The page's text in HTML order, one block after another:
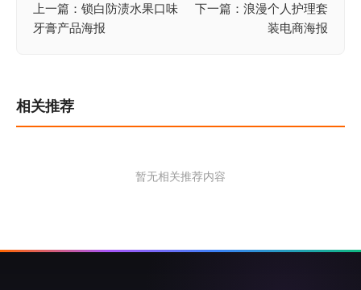
文
章
上一篇：锁白防渍水果口味
牙膏产品海报
下一篇：浪漫个人护理套
装电商海报
相关推荐
暂无相关推荐内容